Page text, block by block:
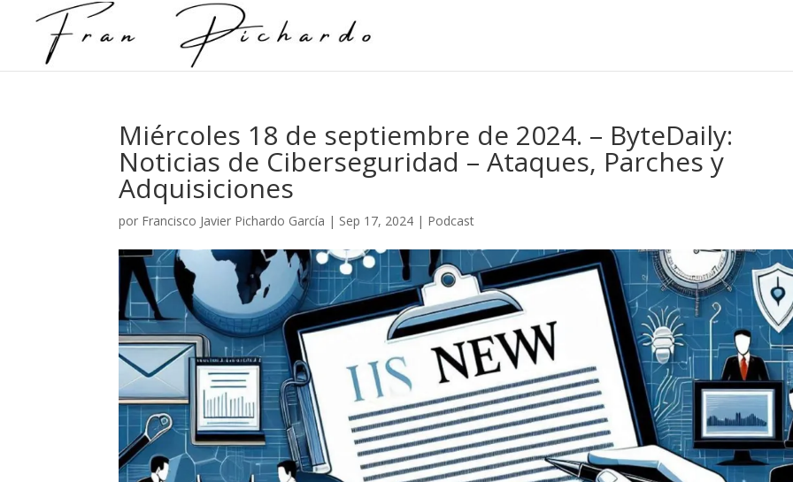
Miércoles 18 de septiembre de 2024. – ByteDaily:
Noticias de Ciberseguridad – Ataques, Parches y
Adquisiciones
por Francisco Javier Pichardo García | Sep 17, 2024 | Podcast